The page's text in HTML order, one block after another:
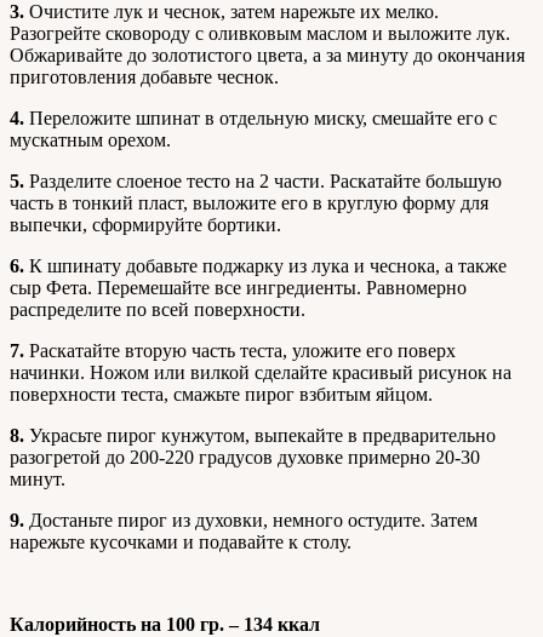
3. Очистите лук и чеснок, затем нарежьте их мелко.
Разогрейте сковороду с оливковым маслом и выложите лук.
Обжаривайте до золотистого цвета, а за минуту до окончания
приготовления добавьте чеснок.
4. Переложите шпинат в отдельную миску, смешайте его с
мускатным орехом.
5. Разделите слоеное тесто на 2 части. Раскатайте большую
часть в тонкий пласт, выложите его в круглую форму для
выпечки, сформируйте бортики.
6. К шпинату добавьте поджарку из лука и чеснока, а также
сыр Фета. Перемешайте все ингредиенты. Равномерно
распределите по всей поверхности.
7. Раскатайте вторую часть теста, уложите его поверх
начинки. Ножом или вилкой сделайте красивый рисунок на
поверхности теста, смажьте пирог взбитым яйцом.
8. Украсьте пирог кунжутом, выпекайте в предварительно
разогретой до 200-220 градусов духовке примерно 20-30
минут.
9. Достаньте пирог из духовки, немного остудите. Затем
нарежьте кусочками и подавайте к столу.
Калорийность на 100 гр. – 134 ккал